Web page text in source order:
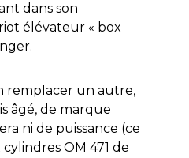
dans son
élévateur « box
remplacer un autre,
âgé, de marque
ni de puissance (ce
OM 471 de